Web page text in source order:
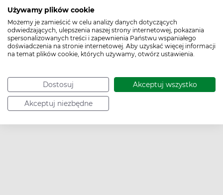
Używamy plików cookie
Możemy je zamieścić w celu analizy danych dotyczących
odwiedzających, ulepszenia naszej strony internetowej, pokazania
spersonalizowanych treści i zapewnienia Państwu wspaniałego
doświadczenia na stronie internetowej. Aby uzyskać więcej informacji
na temat plików cookie, których używamy, otwórz ustawienia.
Dostosuj Akceptuj wszystko
Akceptuj niezbędne